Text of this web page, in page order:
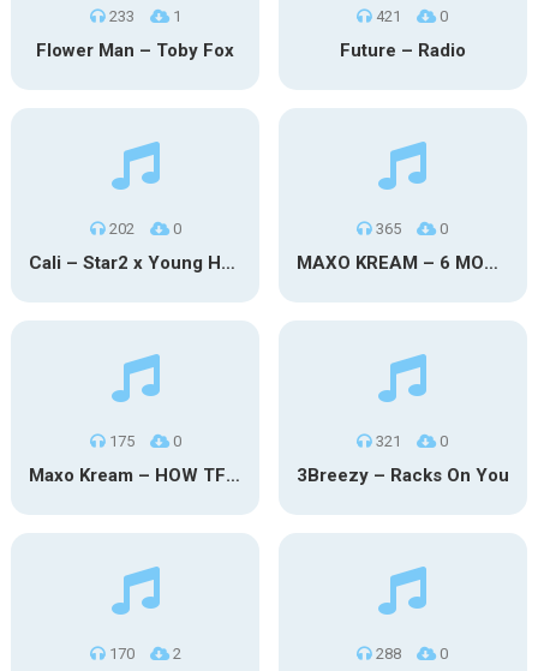
233 1
Flower Man – Toby Fox
421 0
Future – Radio
202 0
Cali – Star2 x Young Henny
365 0
MAXO KREAM – 6 MONTHS CLEAN
175 0
Maxo Kream – HOW TF I’M LUCKY
321 0
3Breezy – Racks On You
170 2 288 0